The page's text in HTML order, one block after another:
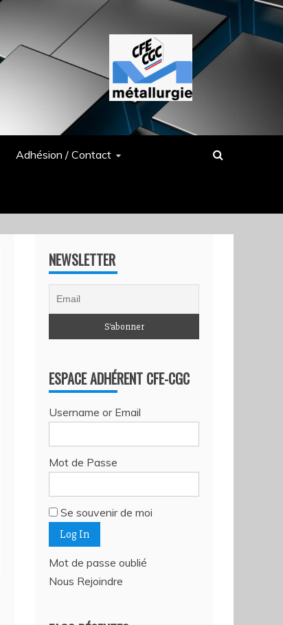
Adhésion / Contact
NEWSLETTER
ESPACE ADHÉRENT CFE-CGC
Username or Email
Mot de Passe
Se souvenir de moi
Mot de passe oublié
Nous Rejoindre